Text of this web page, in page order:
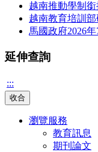
越南推動學制
越南教育培訓
馬國政府2026
延伸查詢
:::
收合
瀏覽服務
教育訊息
期刊論文